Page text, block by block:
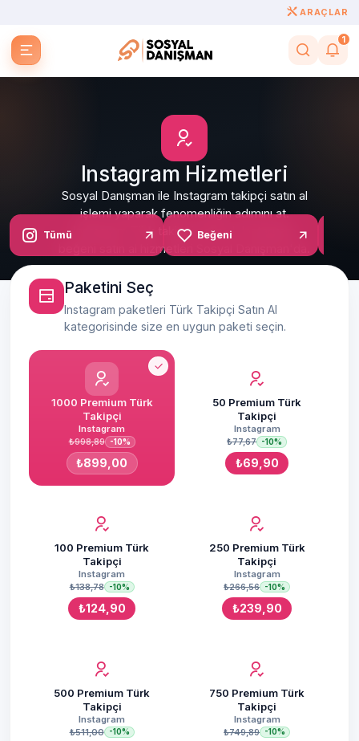
ARAÇLAR
1
Instagram Hizmetleri
Sosyal Danışman ile Instagram takipçi satın al
işlemi yaparak fenomenliğin adımını at.
Instagram Türk takipçi satın al, Instagram
beğeni satın al hizmetleri Sosyal Danışman'da.
Tümü Beğeni
Paketini Seç
Instagram paketleri Türk Takipçi Satın Al
kategorisinde size en uygun paketi seçin.
1000 Premium Türk
Takipçi
Instagram
₺998,89
-10%
₺899,00
50 Premium Türk
Takipçi
Instagram
₺77,67 -10%
₺69,90
100 Premium Türk
Takipçi
Instagram
₺138,78
-10%
₺124,90
250 Premium Türk
Takipçi
Instagram
₺266,56 -10%
₺239,90
500 Premium Türk
Takipçi
Instagram
₺511,00
-10%
750 Premium Türk
Takipçi
Instagram
₺749,89 -10%